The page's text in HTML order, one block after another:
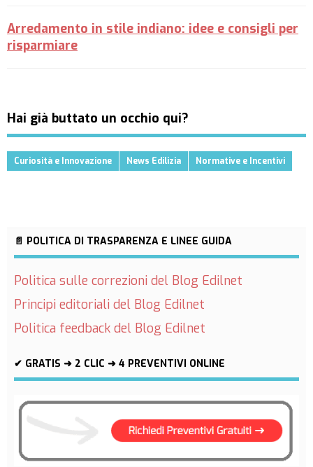
Arredamento in stile indiano: idee e consigli per
risparmiare
Hai già buttato un occhio qui?
Curiosità e Innovazione News Edilizia Normative e Incentivi
📄 POLITICA DI TRASPARENZA E LINEE GUIDA
Politica sulle correzioni del Blog Edilnet
Principi editoriali del Blog Edilnet
Politica feedback del Blog Edilnet
✔ GRATIS ➜ 2 CLIC ➜ 4 PREVENTIVI ONLINE